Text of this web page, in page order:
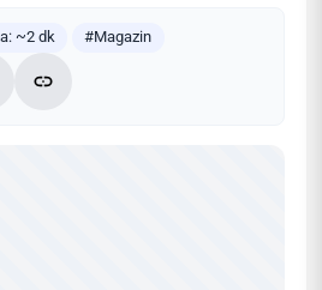
~2 dk #Magazin